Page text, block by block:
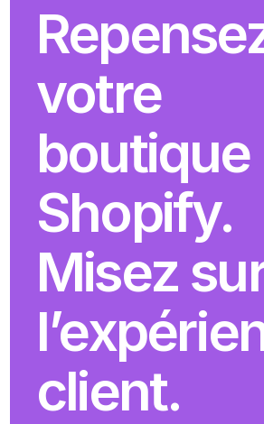
votre
boutique
Shopify.
Misez
client.